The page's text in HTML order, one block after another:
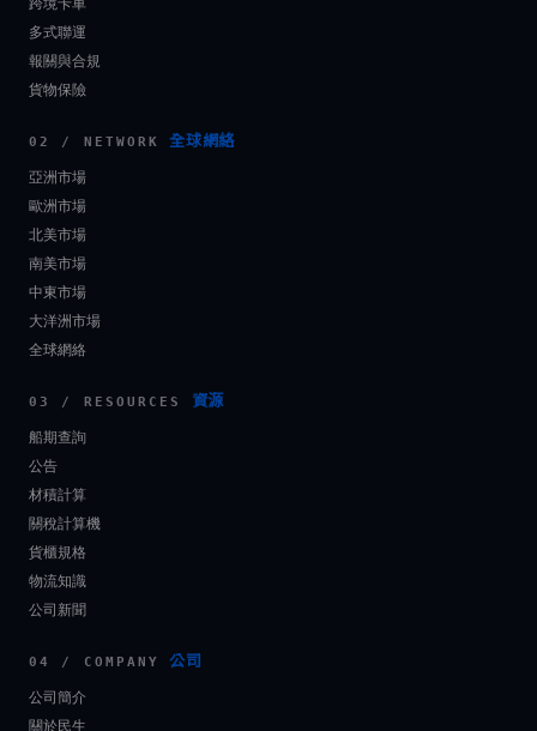
多式聯運
報關與合規
貨物保險
02 / NETWORK 全球網絡
亞洲市場
歐洲市場
北美市場
南美市場
中東市場
大洋洲市場
全球網絡
03 / RESOURCES 資源
船期查詢
公告
材積計算
關稅計算機
貨櫃規格
物流知識
公司新聞
04 / COMPANY 公司
公司簡介
關於民生